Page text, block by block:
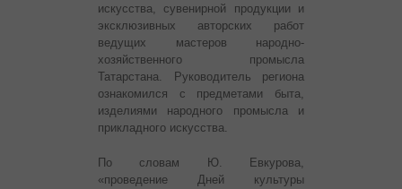
искусства, сувенирной продукции и
эксклюзивных авторских работ
ведущих мастеров народно-
хозяйственного промысла
Татарстана. Руководитель региона
ознакомился с предметами быта,
изделиями народного промысла и
прикладного искусства.
По словам Ю. Евкурова,
«проведение Дней культуры